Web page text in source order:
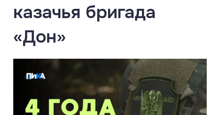
казачья бригада
«Дон»